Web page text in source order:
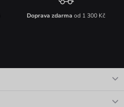
Doprava zdarma od 1 300 Kč